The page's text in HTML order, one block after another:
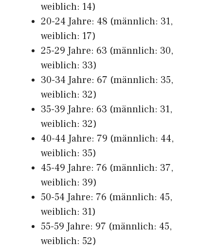
weiblich: 14)
20-24 Jahre: 48 (männlich: 31,
weiblich: 17)
25-29 Jahre: 63 (männlich: 30,
weiblich: 33)
30-34 Jahre: 67 (männlich: 35,
weiblich: 32)
35-39 Jahre: 63 (männlich: 31,
weiblich: 32)
40-44 Jahre: 79 (männlich: 44,
weiblich: 35)
45-49 Jahre: 76 (männlich: 37,
weiblich: 39)
50-54 Jahre: 76 (männlich: 45,
weiblich: 31)
55-59 Jahre: 97 (männlich: 45,
weiblich: 52)